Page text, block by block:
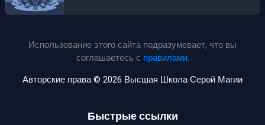
Использование этого сайта подразумевает, что вы
соглашаетесь с правилами.
Авторские права © 2026 Высшая Школа Серой Магии
Быстрые ссылки